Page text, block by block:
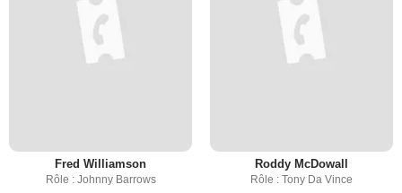
Fred Williamson
Rôle : Johnny Barrows
Roddy McDowall
Rôle : Tony Da Vince